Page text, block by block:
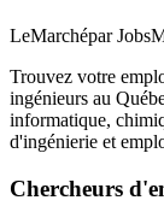
LeMarchépar
Trouvez votre
ingénieurs au
informatique,
d'ingénierie et
Chercheurs